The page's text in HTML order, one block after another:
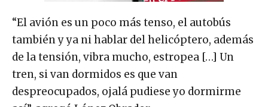
“El avión es un poco más tenso, el autobús
también y ya ni hablar del helicóptero, además
de la tensión, vibra mucho, estropea […] Un
tren, si van dormidos es que van
despreocupados, ojalá pudiese yo dormirme